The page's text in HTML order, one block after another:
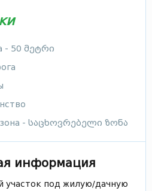
- 50 მეტრი
- საცხოვრებელი ზონა
информация
участок под жилую/дачную